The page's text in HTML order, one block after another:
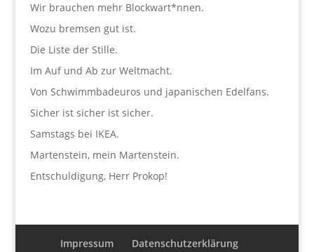
Wir brauchen mehr Blockwart*nnen.
Wozu bremsen gut ist.
Die Liste der Stille.
Im Auf und Ab zur Weltmacht.
Von Schwimmbadeuros und japanischen Edelfans.
Sicher ist sicher ist sicher.
Samstags bei IKEA.
Martenstein, mein Martenstein.
Entschuldigung, Herr Prokop!
Impressum Datenschutzerklärung